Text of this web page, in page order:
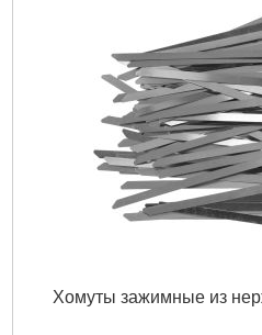
Хомуты зажимные из